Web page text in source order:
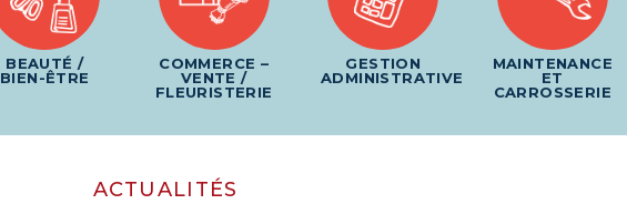
BEAUTÉ /
BIEN-ÊTRE
COMMERCE –
VENTE /
FLEURISTERIE
GESTION
ADMINISTRATIVE
MAINTENANCE
ET
CARROSSERIE
ACTUALITÉS